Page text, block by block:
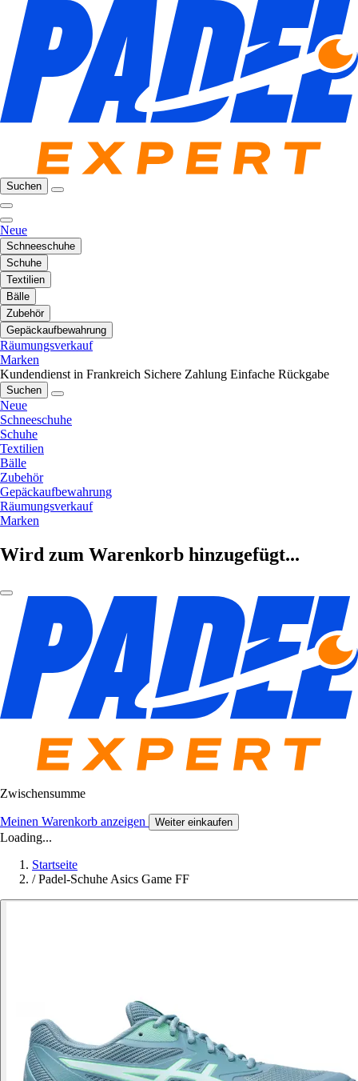
Suchen
Neue
Schneeschuhe
Schuhe
Textilien
Bälle
Zubehör
Gepäckaufbewahrung
Räumungsverkauf
Marken
Kundendienst in Frankreich Sichere Zahlung Einfache Rückgabe
Suchen
Neue
Schneeschuhe
Schuhe
Textilien
Bälle
Zubehör
Gepäckaufbewahrung
Räumungsverkauf
Marken
Wird zum Warenkorb hinzugefügt...
Zwischensumme
Meinen Warenkorb anzeigen Weiter einkaufen
Loading...
Startseite
/ Padel-Schuhe Asics Game FF